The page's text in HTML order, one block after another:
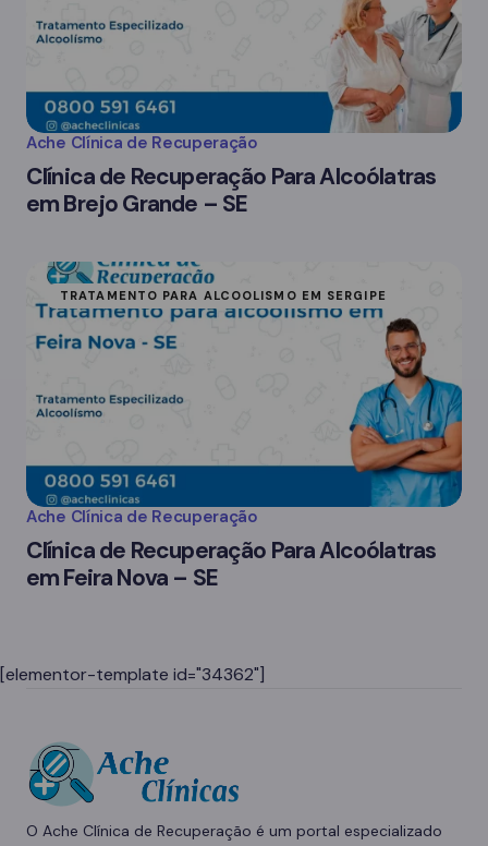
Ache Clínica de Recuperação
Clínica de Recuperação Para Alcoólatras
em Brejo Grande – SE
TRATAMENTO PARA ALCOOLISMO EM SERGIPE
Ache Clínica de Recuperação
Clínica de Recuperação Para Alcoólatras
em Feira Nova – SE
[elementor-template id="34362"]
O Ache Clínica de Recuperação é um portal especializado